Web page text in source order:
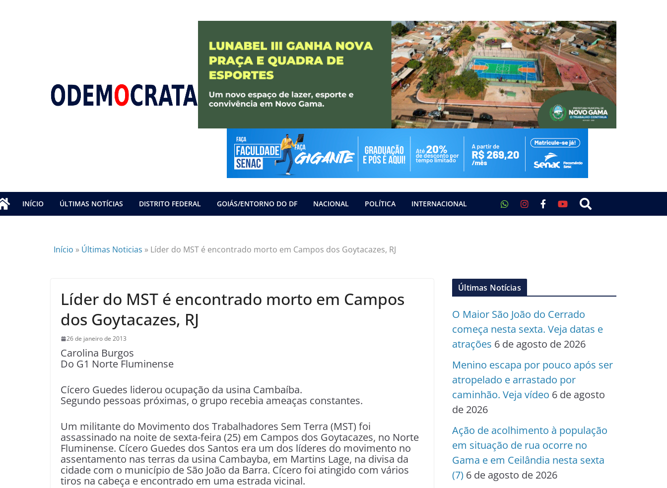
INÍCIO ÚLTIMAS NOTÍCIAS DISTRITO FEDERAL GOIÁS/ENTORNO DO DF NACIONAL POLÍTICA INTERNACIONAL
Início » Últimas Noticias » Líder do MST é encontrado morto em Campos dos Goytacazes, RJ
Líder do MST é encontrado morto em Campos
dos Goytacazes, RJ
26 de janeiro de 2013
Carolina Burgos
Do G1 Norte Fluminense
Cícero Guedes liderou ocupação da usina Cambaíba.
Segundo pessoas próximas, o grupo recebia ameaças constantes.
Um militante do Movimento dos Trabalhadores Sem Terra (MST) foi
assassinado na noite de sexta-feira (25) em Campos dos Goytacazes, no Norte
Fluminense. Cícero Guedes dos Santos era um dos líderes do movimento no
assentamento nas terras da usina Cambayba, em Martins Lage, na divisa da
cidade com o município de São João da Barra. Cícero foi atingido com vários
tiros na cabeça e encontrado em uma estrada vicinal.
Últimas Notícias
O Maior São João do Cerrado
começa nesta sexta. Veja datas e
atrações 6 de agosto de 2026
Menino escapa por pouco após ser
atropelado e arrastado por
caminhão. Veja vídeo 6 de agosto
de 2026
Ação de acolhimento à população
em situação de rua ocorre no
Gama e em Ceilândia nesta sexta
(7) 6 de agosto de 2026